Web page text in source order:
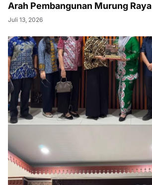
Arah Pembangunan Murung Raya
Juli 13, 2026